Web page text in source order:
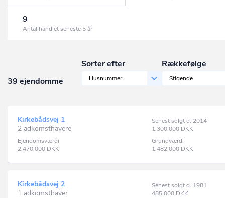
9
Antal handlet seneste 5 år
39 ejendomme
Sorter efter
Husnummer
Rækkefølge
Stigende
Kirkebådsvej 1
2 adkomsthavere
Senest solgt d. 2014
1.300.000 DKK
Ejendomsværdi
2.470.000 DKK
Grundværdi
1.482.000 DKK
Kirkebådsvej 2
1 adkomsthaver
Senest solgt d. 1981
485.000 DKK